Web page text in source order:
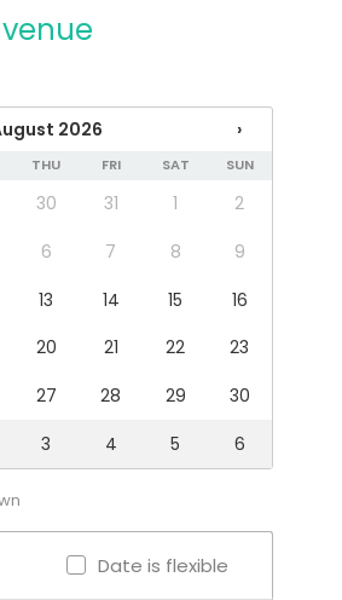
space
ja
2026 ›
THU FRI SAT SUN
30 31 1
2
6 7 8
9
13 14 15
16
20 21 22
23
27 28 29
30
3 4 5 6
Date is flexible